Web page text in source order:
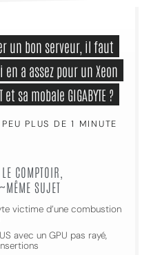
a assez pour un Xeon
et sa mobale GIGABYTE ?
PLUS DE 1 MINUTE
COMPTOIR,
SUJET
victime d’une combustion
avec un GPU pas rayé,